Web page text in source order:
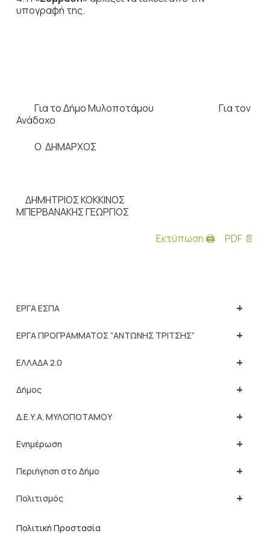
υπογραφή της.
Για το Δήμο Μυλοποτάμου Για τον
Ανάδοχο
Ο ΔΗΜΑΡΧΟΣ
ΔΗΜΗΤΡΙΟΣ ΚΟΚΚΙΝΟΣ
ΜΠΕΡΒΑΝΑΚΗΣ ΓΕΩΡΓΙΟΣ
Εκτύπωση 🖨
PDF 📄
+
ΕΡΓΑ ΕΣΠΑ
+
ΕΡΓΑ ΠΡΟΓΡΑΜΜΑΤΟΣ “ΑΝΤΩΝΗΣ ΤΡΙΤΣΗΣ”
+
ΕΛΛΑΔΑ 2.0
+
Δήμος
+
Δ.Ε.Υ.Α. ΜΥΛΟΠΟΤΑΜΟΥ
+
Ενημέρωση
+
Περιήγηση στο Δήμο
+
Πολιτισμός
Πολιτική Προστασία